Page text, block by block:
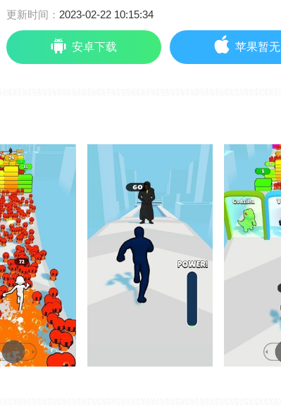
更新时间： 2023-02-22 10:15:34
安卓下载 苹果暂无